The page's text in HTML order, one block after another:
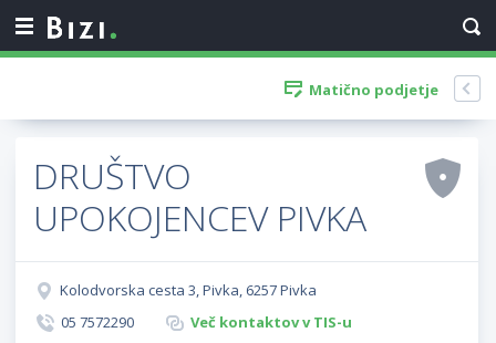
Matično podjetje
DRUŠTVO
UPOKOJENCEV PIVKA
Kolodvorska cesta 3, Pivka, 6257 Pivka
05 7572290
Več kontaktov v TIS-u